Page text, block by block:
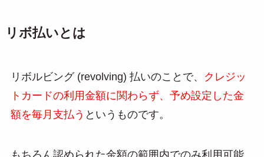
リボ払いとは
リボルビング (revolving) 払いのことで、
クレジッ
トカードの利用金額に関わらず、予め設定した金
額を毎月支払う というものです。